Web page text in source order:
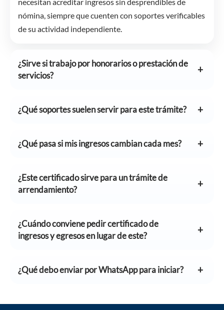
nómina, siempre que cuenten con soportes verificables
de su actividad independiente.
¿Sirve si trabajo por honorarios o prestación de
servicios?
¿Qué soportes suelen servir para este trámite?
¿Qué pasa si mis ingresos cambian cada mes?
¿Este certificado sirve para un trámite de
arrendamiento?
¿Cuándo conviene pedir certificado de
ingresos y egresos en lugar de este?
¿Qué debo enviar por WhatsApp para iniciar?